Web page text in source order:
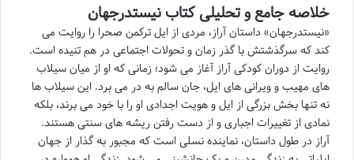
خلاصه جامع و تحلیلی کتاب نیستدرجهان
«نیستدرجهان» داستان آراز، مردی از ایل ترکمن صحرا را روایت می
کند که سرگذشتش با گذر زمان و تحولات اجتماعی در هم تنیده است.
روایت از دوران کودکی آراز آغاز می شود؛ زمانی که او از میان سیلاب
های مهیب و ویرانی های ایل، جان سالم به در می برد. این سیلاب ها
نه تنها بخش بزرگی از ایل و هویت اجدادی او را با خود می برند، بلکه
نمادی از تغییرات اجباری و از دست رفتن ریشه های سنتی هستند.
آراز در طول داستان، نماینده نسلی است که مجبور به گذار از جهان